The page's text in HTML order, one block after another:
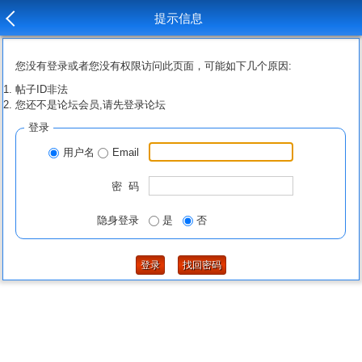
提示信息
您没有登录或者您没有权限访问此页面，可能如下几个原因:
帖子ID非法
您还不是论坛会员,请先登录论坛
登录
用户名 Email
密 码
隐身登录 是 否